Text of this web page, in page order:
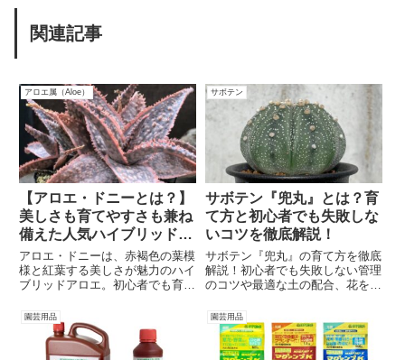
関連記事
アロエ属（Aloe）
【アロエ・ドニーとは？】
美しさも育てやすさも兼ね
備えた人気ハイブリッドの
魅力
アロエ・ドニーは、赤褐色の葉模
様と紅葉する美しさが魅力のハイ
ブリッドアロエ。初心者でも育て
める人気品種を徹底解説！
サボテン
サボテン『兜丸』とは？育
て方と初心者でも失敗しな
いコツを徹底解説！
サボテン『兜丸』の育て方を徹底
解説！初心者でも失敗しない管理
のコツや最適な土の配合、花を咲
なしサボテンの魅力を楽しむため
の完全ガイド。
園芸用品 園芸用品